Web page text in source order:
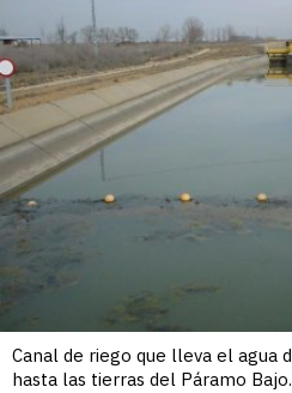
Canal de riego que lleva el agua
hasta las tierras del Páramo